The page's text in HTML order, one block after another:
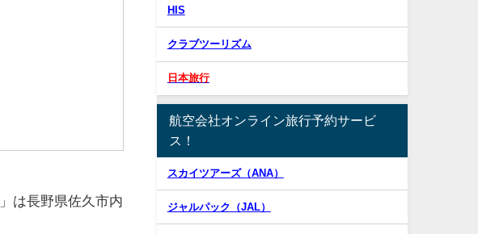
」は長野県佐久市内
HIS
クラブツーリズム
日本旅行
航空会社オンライン旅行予約サービ
ス！
スカイツアーズ（ANA）
ジャルパック（JAL）